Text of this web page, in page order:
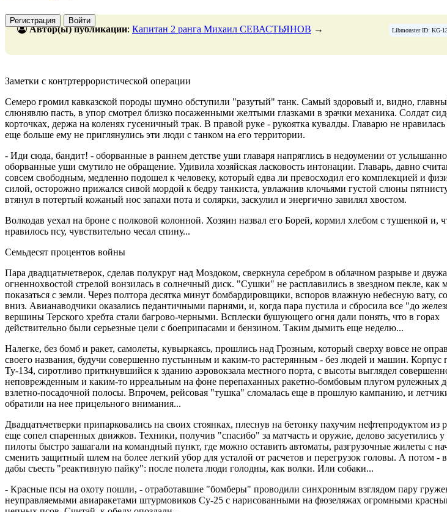
Регистрация Войти
Libmonster ID: KG-
Автор(ы) публикации: Капитан 2 ранга Михаил СЕВАСТЬЯНОВ →
Заметки с контртеррористической операции
Семеро громил кавказской породы шумно обступили "разутый" танк. Самый здоровый и, видно,
слюнявлю пасть, в упор смотрел близко посаженными желтыми глазками в зрачки механика. Солдат
корточках, держа на коленях гусеничный трак. В правой руке - рукоятка кувалды. Главарю не
еще больше ему не приглянулись эти люди с танком на его территории.
- Иди сюда, бандит! - оборванные в раннем детстве уши главаря напряглись в недоумении от
оборванные уши смутило не обращение. Удивила хозяйская ласковость интонации. Главарь, давно
совсем свободным, медленно подошел к человеку, который едва ли превосходил его комплекцией и
силой, осторожно прижался сивой мордой к бедру танкиста, увлажнив клочьями густой слюны
втянул в потертый кожаный нос запахи пота и солярки, заскулил и энергично завилял хвостом.
Волкодав уехал на броне с полковой колонной. Хозяин назвал его Борей, кормил хлебом с тушенкой и,
нравилось псу, чувствительно чесал спину...
Семьдесят процентов войны
Пара двадцатьчетверок, сделав полукруг над Моздоком, сверкнула серебром в облачном разрыве и
огненнохвостой стрелой вонзилась в солнечный диск. "Сушки" не расплавились в звездном пекле, как
показаться с земли. Через полтора десятка минут бомбардировщики, вспоров влажную небесную вату,
вниз. Авианаводчики оказались педантичными парнями, и, когда пара пустила и сбросила все "до
вершины Терского хребта стали багрово-черными. Всплески бушующего огня дали понять, что в горах
действительно были серьезные цели с боеприпасами и бензином. Таким дымить еще неделю...
Налегке, без бомб и ракет, самолеты, кувыркаясь, прошлись над Грозным, который сверху вовсе не
своего названия, будучи совершенно пустынным и каким-то растерянным - без людей и машин. Корпус
Ту-134, сиротливо приткнувшийся к зданию аэровокзала местного порта, с высоты выглядел
неповрежденным и каким-то ирреальным на фоне перепаханных ракетно-бомбовым плугом рулежных
взлетно-посадочной полосы. Впрочем, рейсовая "тушка" сломалась еще в прошлую кампанию, и
обратили на нее прицельного внимания...
Двадцатьчетверки припарковались на своих стоянках, плеснув на бетонку пахучим нефтепродуктом из
еще сопел спаренных движков. Техники, получив "спасибо" за матчасть и оружие, делово засуетились у
пилоты быстро зашагали на командный пункт, где можно оставить автоматы, разгрузочные жилеты с
сменить защитный шлем на более легкий убор для усталой от расчетов и перегрузок головы. А потом -
дабы съесть "реактивную пайку": после полета люди голодны, как волки. Или собаки...
- Красные псы на охоту пошли, - отработавшие "бомберы" проводили синхронным взглядом пару
неуправляемыми авиаракетами штурмовиков Су-25 с нарисованными на фюзеляжах огромными